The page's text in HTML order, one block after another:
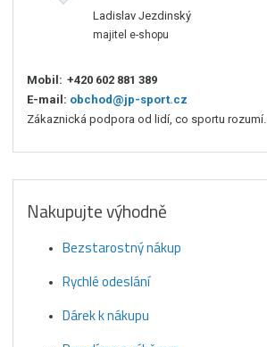
Ladislav Jezdinský
majitel e-shopu
Mobil: +420 602 881 389
E-mail: obchod@jp-sport.cz
Zákaznická podpora od lidí, co sportu rozumí.
Nakupujte výhodně
Bezstarostný nákup
Rychlé odeslání
Dárek k nákupu